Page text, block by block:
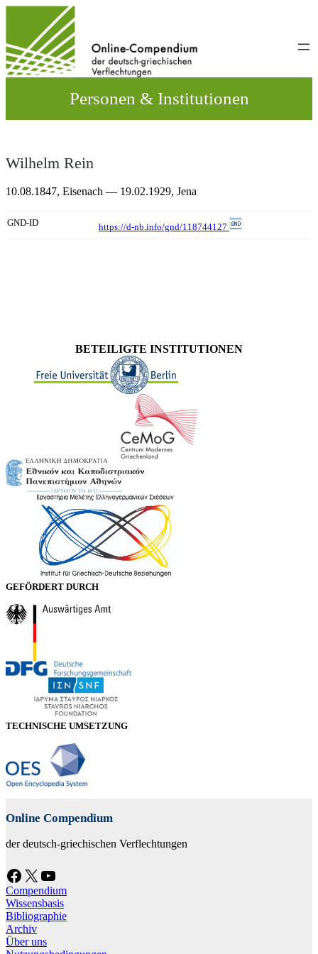
wechseln
Personen & Institutionen
Wilhelm Rein
10.08.1847, Eisenach — 19.02.1929, Jena
GND-ID https://d-nb.info/gnd/118744127
BETEILIGTE INSTITUTIONEN
GEFÖRDERT DURCH
TECHNISCHE UMSETZUNG
Online Compendium
der deutsch-griechischen Verflechtungen
Facebook X YouTube
Compendium
Wissensbasis
Bibliographie
Archiv
Über uns